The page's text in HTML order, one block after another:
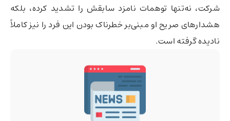
شرکت، نه‌تنها توهمات نامزد سابقش را تشدید کرده، بلکه
هشدارهای صریح او مبنی‌بر خطرناک بودن این فرد را نیز کاملاً
نادیده گرفته است.